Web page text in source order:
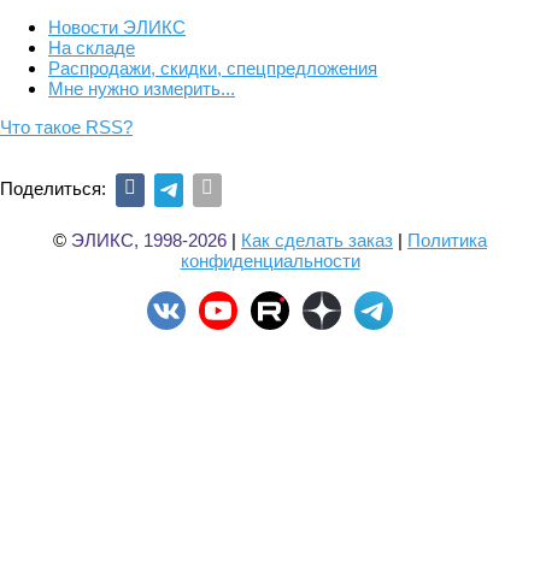
Новости ЭЛИКС
На складе
Распродажи, скидки, спецпредложения
Мне нужно измерить...
Что такое RSS?
Поделиться:
© ЭЛИКС, 1998-2026 | Как сделать заказ | Политика
конфиденциальности